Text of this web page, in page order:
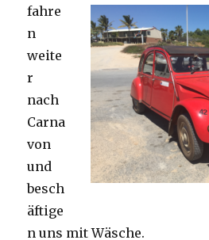
fahre
n
weite
r
nach
Carna
von
und
besch
äftige
n uns mit Wäsche.